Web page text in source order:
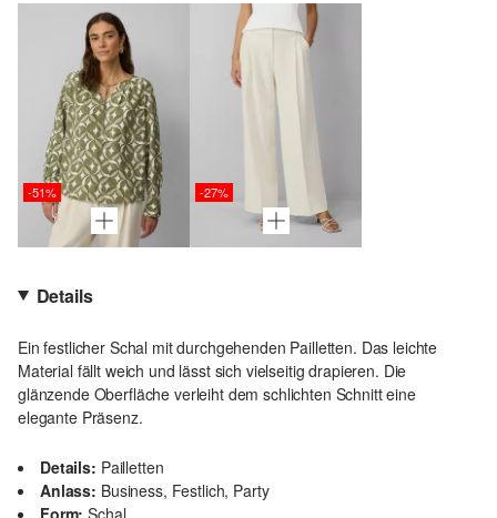
-51% -27%
Details
Ein festlicher Schal mit durchgehenden Pailletten. Das leichte
Material fällt weich und lässt sich vielseitig drapieren. Die
glänzende Oberfläche verleiht dem schlichten Schnitt eine
elegante Präsenz.
Details: Pailletten
Anlass: Business, Festlich, Party
Form: Schal